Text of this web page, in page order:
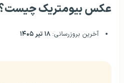
عکس بیومتریک
آخرین بروزرسانی: ۱۸ تیر ۱۴۰۵